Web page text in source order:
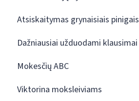
Atsiskaitymas grynaisiais pinigais
Dažniausiai užduodami klausimai
Mokesčių ABC
Viktorina moksleiviams